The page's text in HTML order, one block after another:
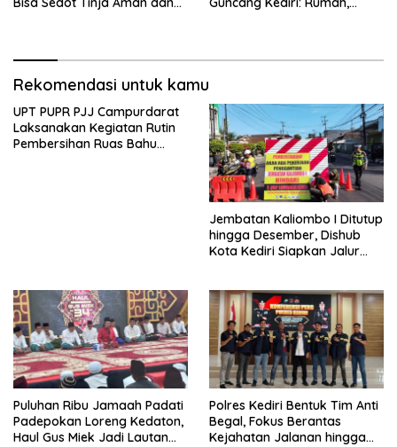
Rekomendasi untuk kamu
UPT PUPR PJJ Campurdarat
Laksanakan Kegiatan Rutin
Pembersihan Ruas Bahu
Jembatan Kaliombo I Ditutup
hingga Desember, Dishub
Kota Kediri Siapkan Jalur
Puluhan Ribu Jamaah Padati
Padepokan Loreng Kedaton,
Haul Gus Miek Jadi Lautan
Polres Kediri Bentuk Tim Anti
Begal, Fokus Berantas
Kejahatan Jalanan hingga